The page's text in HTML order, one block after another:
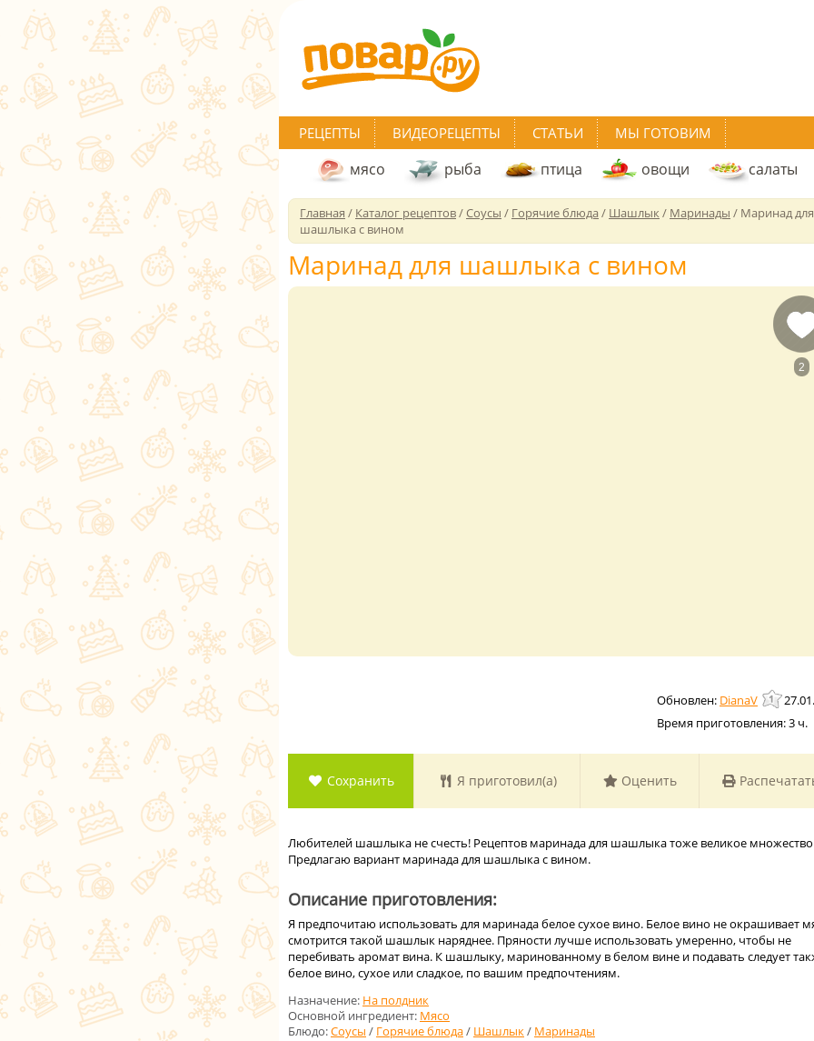
РЕЦЕПТЫ ВИДЕОРЕЦЕПТЫ СТАТЬИ МЫ ГОТОВИМ
мясо рыба птица овощи салаты
Главная / Каталог рецептов/Соусы / Горячие блюда/ Шашлык/ Маринады / Маринад для
шашлыка с вином
Маринад для шашлыка с вином
2
DianaV
Время приготовления:3 ч.
Сохранить Я приготовил(а) Оценить
Любителей шашлыка не счесть! Рецептов маринада для шашлыка тоже великое
Предлагаю вариант маринада для шашлыка с вином.
Описание приготовления:
Я предпочитаю использовать для маринада белое сухое вино. Белое вино не окрашивает
смотрится такой шашлык наряднее. Пряности лучше использовать умеренно, чтобы не
перебивать аромат вина. К шашлыку, маринованному в белом вине и подавать следует
белое вино, сухое или сладкое, по вашим предпочтениям.
Назначение: На полдник
Основной ингредиент: Мясо
Блюдо:Соусы / Горячие блюда/ Шашлык/ Маринады